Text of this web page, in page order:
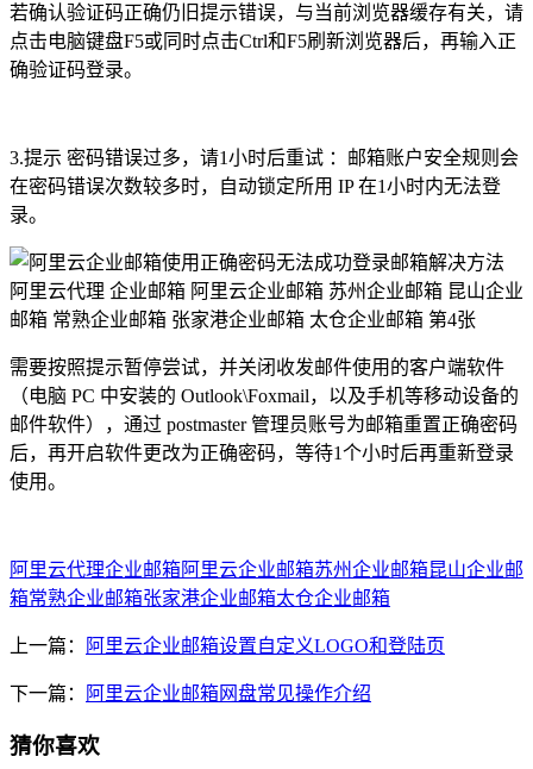
若确认验证码正确仍旧提示错误，与当前浏览器缓存有关，请
点击电脑键盘F5或同时点击Ctrl和F5刷新浏览器后，再输入正
确验证码登录。
3.提示 密码错误过多，请1小时后重试 ：邮箱账户安全规则会
在密码错误次数较多时，自动锁定所用 IP 在1小时内无法登
录。
需要按照提示暂停尝试，并关闭收发邮件使用的客户端软件
（电脑 PC 中安装的 Outlook\Foxmail，以及手机等移动设备的
邮件软件），通过 postmaster 管理员账号为邮箱重置正确密码
后，再开启软件更改为正确密码，等待1个小时后再重新登录
使用。
阿里云代理企业邮箱阿里云企业邮箱苏州企业邮箱昆山企业邮
箱常熟企业邮箱张家港企业邮箱太仓企业邮箱
上一篇： 阿里云企业邮箱设置自定义LOGO和登陆页
下一篇： 阿里云企业邮箱网盘常见操作介绍
猜你喜欢